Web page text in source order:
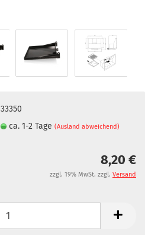
33350
ca. 1-2 Tage(Ausland abweichend)
8,20 €
zzgl. 19% MwSt. zzgl. Versand